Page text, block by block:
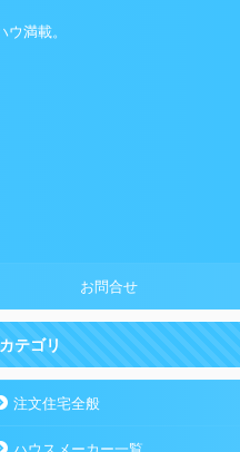
満載。
お問合せ
カテゴリ
注文住宅全般